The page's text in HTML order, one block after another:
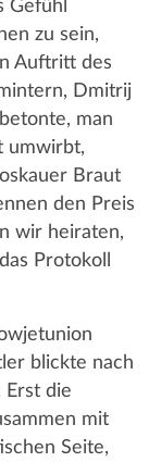
Gefühl
zu sein,
Auftritt des
Dmitrij
man
umwirbt,
Braut
den Preis
wir heiraten,
Protokoll
blickte nach
Erst die
mit
Seite,